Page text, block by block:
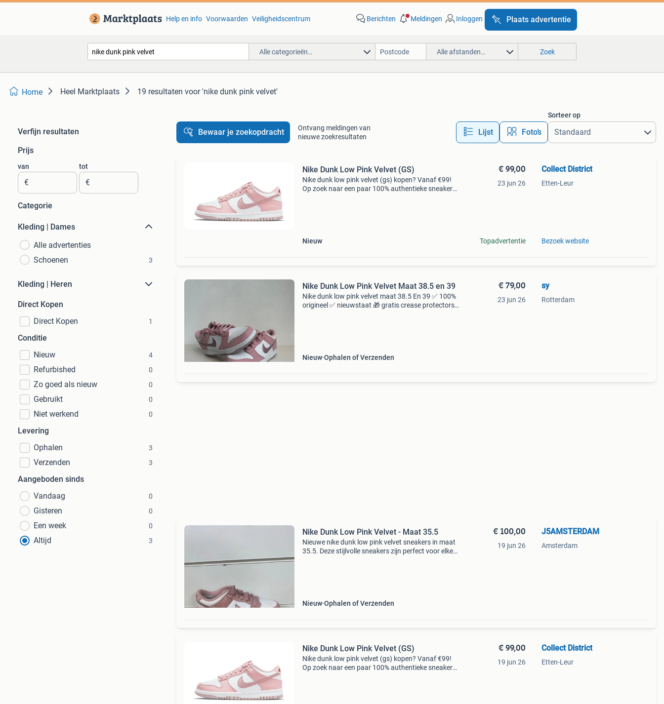
Help en info Voorwaarden Veiligheidscentrum Berichten Meldingen Inloggen Plaats advertentie
Alle categorieën… Alle afstanden… Zoek
Home Heel Marktplaats 19 resultaten voor 'nike dunk pink velvet'
Verfijn resultaten
Prijs
van
€
tot
€
Categorie
Kleding | Dames
Alle advertenties
Schoenen
3
Kleding | Heren
Direct Kopen
Direct Kopen
1
Conditie
Nieuw
4
Refurbished 0
Zo goed als nieuw 0
Gebruikt 0
Niet werkend 0
Levering
Ophalen
3
Verzenden 3
Aangeboden sinds
Vandaag
0
Gisteren 0
Een week 0
Altijd 3
Bewaar je zoekopdracht
Ontvang meldingen van
nieuwe zoekresultaten
Lijst Foto’s
Sorteer op
Nike Dunk Low Pink Velvet (GS)
Nike dunk low pink velvet (gs) kopen? Vanaf €99!
Op zoek naar een paar 100% authentieke sneakers
Nieuw
€ 99,00
23 jun 26
Topadvertentie
Collect District
Etten-Leur
Bezoek website
Nike Dunk Low Pink Velvet Maat 38.5 en 39
Nike dunk low pink velvet maat 38.5 En 39 ✅ 100%
origineel ✅ nieuwstaat 🎁 gratis crease protectors
Nieuw Ophalen of Verzenden
€ 79,00
23 jun 26
sy
Rotterdam
Nike Dunk Low Pink Velvet - Maat 35.5
Nieuwe nike dunk low pink velvet sneakers in maat
35.5. Deze stijlvolle sneakers zijn perfect voor elke
Nieuw Ophalen of Verzenden
€ 100,00
19 jun 26
J5AMSTERDAM
Amsterdam
Nike Dunk Low Pink Velvet (GS)
Nike dunk low pink velvet (gs) kopen? Vanaf €99!
Op zoek naar een paar 100% authentieke sneakers
€ 99,00
19 jun 26
Collect District
Etten-Leur